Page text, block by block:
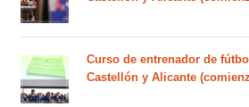
Curso de entrenador de
Castellón y Alicante